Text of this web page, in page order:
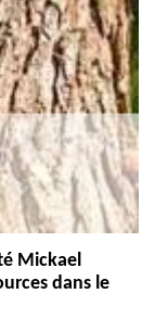
Mickael
dans le